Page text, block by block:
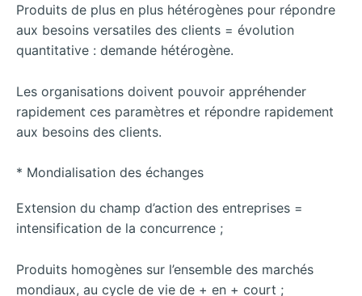
Produits de plus en plus hétérogènes pour répondre
aux besoins versatiles des clients = évolution
quantitative : demande hétérogène.
Les organisations doivent pouvoir appréhender
rapidement ces paramètres et répondre rapidement
aux besoins des clients.
* Mondialisation des échanges
Extension du champ d’action des entreprises =
intensification de la concurrence ;
Produits homogènes sur l’ensemble des marchés
mondiaux, au cycle de vie de + en + court ;